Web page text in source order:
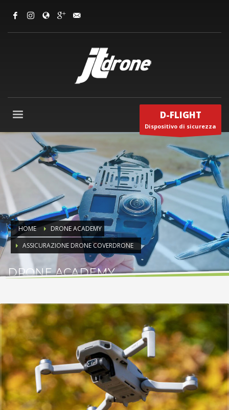
D-FLIGHT
Dispositivo di sicurezza
HOME
DRONE ACADEMY
ASSICURAZIONE DRONE COVERDRONE
DRONE ACADEMY